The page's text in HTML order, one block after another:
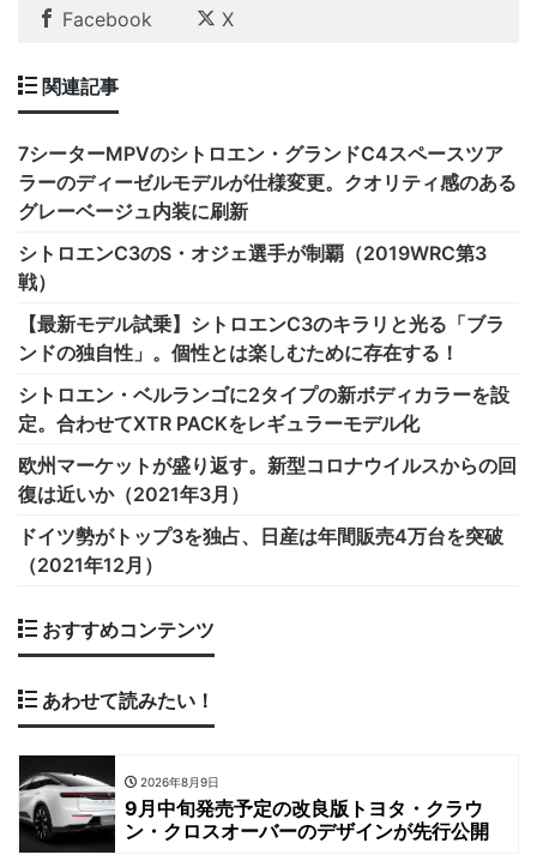
Facebook X
関連記事
7シーターMPVのシトロエン・グランドC4スペースツア
ラーのディーゼルモデルが仕様変更。クオリティ感のある
グレーベージュ内装に刷新
シトロエンC3のS・オジェ選手が制覇（2019WRC第3
戦）
【最新モデル試乗】シトロエンC3のキラリと光る「ブラ
ンドの独自性」。個性とは楽しむために存在する！
シトロエン・ベルランゴに2タイプの新ボディカラーを設
定。合わせてXTR PACKをレギュラーモデル化
欧州マーケットが盛り返す。新型コロナウイルスからの回
復は近いか（2021年3月）
ドイツ勢がトップ3を独占、日産は年間販売4万台を突破
（2021年12月）
おすすめコンテンツ
あわせて読みたい！
2026年8月9日
9月中旬発売予定の改良版トヨタ・クラウ
ン・クロスオーバーのデザインが先行公開